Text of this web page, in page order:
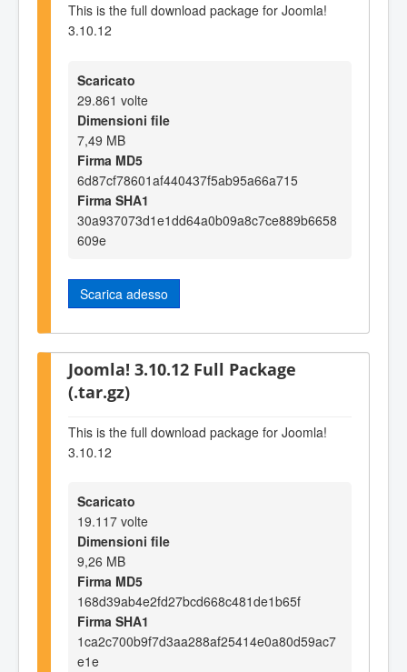
This is the full download package for Joomla!
3.10.12
Scaricato
29.861 volte
Dimensioni file
7,49 MB
Firma MD5
6d87cf78601af440437f5ab95a66a715
Firma SHA1
30a937073d1e1dd64a0b09a8c7ce889b6658
609e
Scarica adesso
Joomla! 3.10.12 Full Package
(.tar.gz)
This is the full download package for Joomla!
3.10.12
Scaricato
19.117 volte
Dimensioni file
9,26 MB
Firma MD5
168d39ab4e2fd27bcd668c481de1b65f
Firma SHA1
1ca2c700b9f7d3aa288af25414e0a80d59ac7
e1e